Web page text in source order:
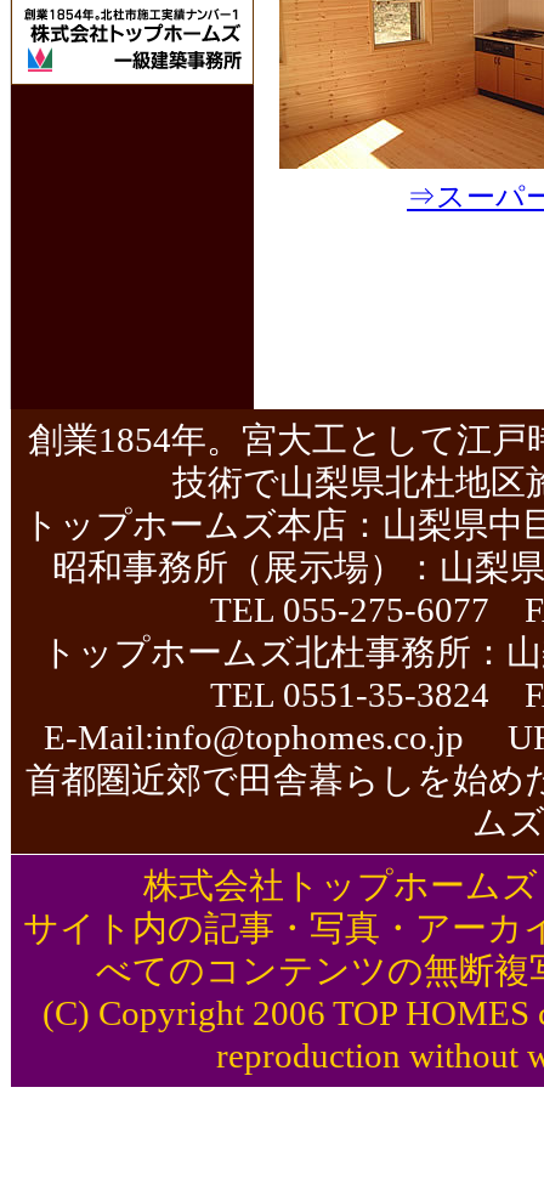
⇒スーパ
創業1854年。宮大工として江
技術で山梨県北杜地区
トップホームズ本店：山梨県
昭和事務所（展示場）：山梨
TEL 055-275-6077
トップホームズ北杜事務所：
TEL 0551-35-3824
E-Mail:info@tophomes.co.jp
首都圏近郊で田舎暮らしを始
ムズ
株式会社トップホーム
サイト内の記事・写真・アー
べてのコンテンツの無断複
(C) Copyright 2006 TOP
reproduction without